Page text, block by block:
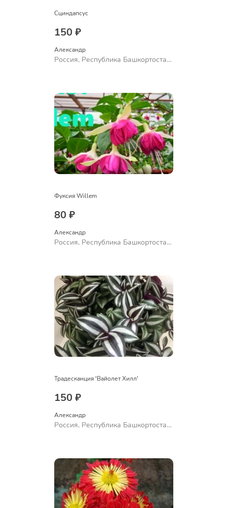
Сциндапсус
150 ₽
Александр
Россия, Республика Башкортостан,
Фуксия Willem
80 ₽
Александр
Россия, Республика Башкортостан,
Традесканция 'Вайолет Хилл'
150 ₽
Александр
Россия, Республика Башкортостан,